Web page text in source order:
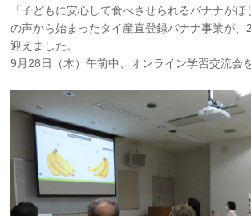
「子どもに安心して食べさせられるバナナが
の声から始まったタイ産直登録バナナ事業が、
迎えました。
9月28日（木）午前中、オンライン学習交流会